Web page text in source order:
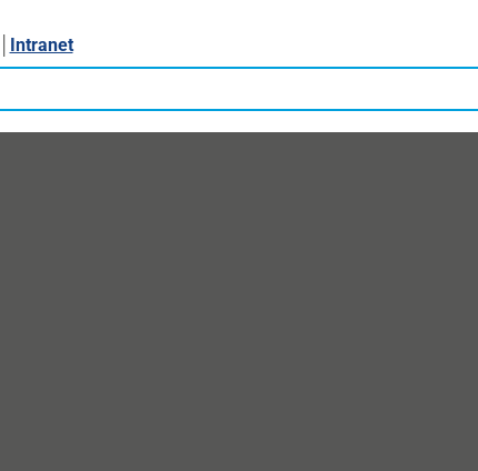
Intranet